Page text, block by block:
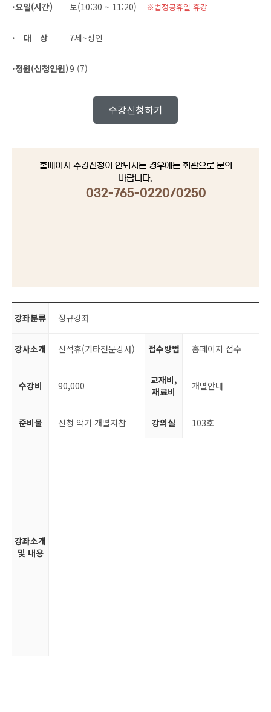
·요일(시간) 토(10:30 ~ 11:20) ※법정공휴일 휴강
·대상 7세~성인
·정원(신청인원)9 (7)
수강신청하기
홈페이지 수강신청이 안되시는 경우에는 회관으로 문의
바랍니다.
032-765-0220/0250
강좌분류 정규강좌
강사소개 신석휴(기타전문강사) 접수방법 홈페이지 접수
수강비 90,000
교재비,
재료비
개별안내
준비물 신청 악기 개별지참 강의실 103호
강좌소개
및 내용